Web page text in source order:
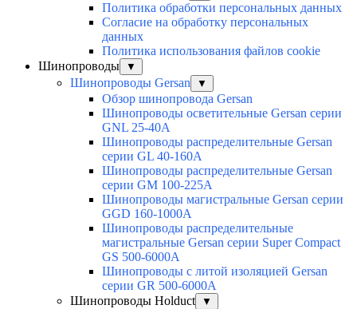
Политика обработки персональных данных
Согласие на обработку персональных
данных
Политика использования файлов cookie
Шинопроводы
▼
Шинопроводы Gersan ▼
Обзор шинопровода Gersan
Шинопроводы осветительные Gersan серии
GNL 25-40А
Шинопроводы распределительные Gersan
серии GL 40-160А
Шинопроводы распределительные Gersan
серии GМ 100-225А
Шинопроводы магистральные Gersan серии
GGD 160-1000А
Шинопроводы распределительные
магистральные Gersan серии Super Сompact
GS 500-6000А
Шинопроводы с литой изоляцией Gersan
серии GR 500-6000А
Шинопроводы Holduct
▼